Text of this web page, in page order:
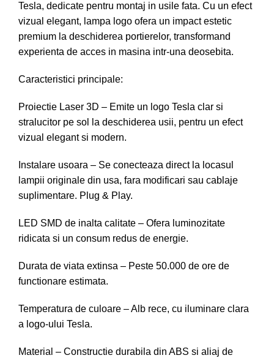
Tesla, dedicate pentru montaj in usile fata. Cu un efect
vizual elegant, lampa logo ofera un impact estetic
premium la deschiderea portierelor, transformand
experienta de acces in masina intr-una deosebita.
Caracteristici principale:
Proiectie Laser 3D – Emite un logo Tesla clar si
stralucitor pe sol la deschiderea usii, pentru un efect
vizual elegant si modern.
Instalare usoara – Se conecteaza direct la locasul
lampii originale din usa, fara modificari sau cablaje
suplimentare. Plug & Play.
LED SMD de inalta calitate – Ofera luminozitate
ridicata si un consum redus de energie.
Durata de viata extinsa – Peste 50.000 de ore de
functionare estimata.
Temperatura de culoare – Alb rece, cu iluminare clara
a logo-ului Tesla.
Material – Constructie durabila din ABS si aliaj de